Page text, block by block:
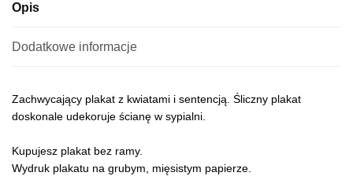
Opis
Dodatkowe informacje
Zachwycający plakat z kwiatami i sentencją. Śliczny plakat
doskonale udekoruje ścianę w sypialni.
Kupujesz plakat bez ramy.
Wydruk plakatu na grubym, mięsistym papierze.